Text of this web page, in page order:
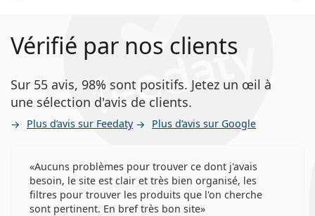
Vérifié par nos clients
Sur 55 avis, 98% sont positifs. Jetez un œil à
une sélection d'avis de clients.
Plus d’avis sur Feedaty Plus d’avis sur Google
Aucuns problèmes pour trouver ce dont j'avais
besoin, le site est clair et très bien organisé, les
filtres pour trouver les produits que l'on cherche
sont pertinent. En bref très bon site